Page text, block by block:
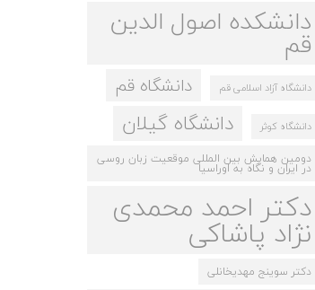
دانشکده اصول الدین
قم
دانشگاه آزاد اسلامی قم دانشگاه قم
دانشگاه کوثر دانشگاه گیلان
دومین همایش بین المللی موقعیت زبان روسی
در ایران و نگاه به اوراسیا
دکتر احمد محمدی
نژاد پاشاکی
دکتر سوینج مهدیخانلی